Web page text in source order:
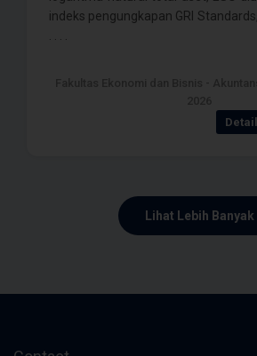
indeks pengungkapan GRI
Lihat Lebih Banyak